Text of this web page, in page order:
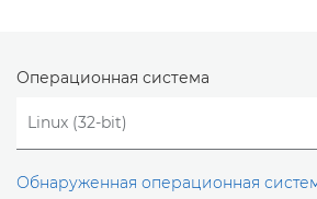
Операционная система
Обнаруженная операционная